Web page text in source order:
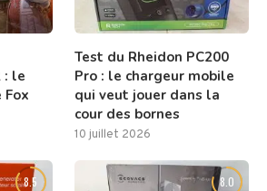
: le
Test du Rheidon PC200
Pro : le chargeur mobile
qui veut jouer dans la
cour des bornes
10 juillet 2026
8.5 8.0